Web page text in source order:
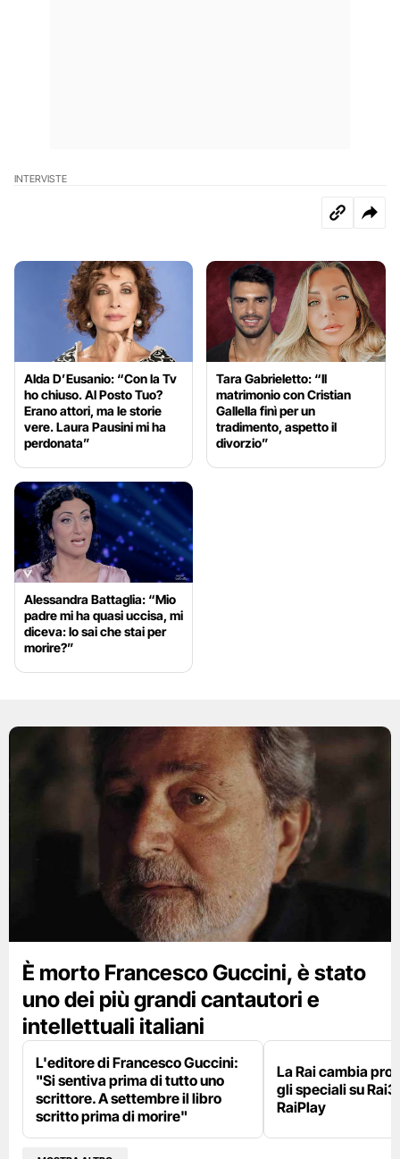
INTERVISTE
Alda D’Eusanio: “Con la Tv
ho chiuso. Al Posto Tuo?
Erano attori, ma le storie
vere. Laura Pausini mi ha
perdonata”
Tara Gabrieletto: “Il
matrimonio con Cristian
Gallella finì per un
tradimento, aspetto il
divorzio”
Alessandra Battaglia: “Mio
padre mi ha quasi uccisa, mi
diceva: lo sai che stai per
morire?”
È morto Francesco Guccini, è stato
uno dei più grandi cantautori e
intellettuali italiani
L'editore di Francesco Guccini:
"Si sentiva prima di tutto uno
scrittore. A settembre il libro
scritto prima di morire"
La Rai cambia
gli speciali su
RaiPlay